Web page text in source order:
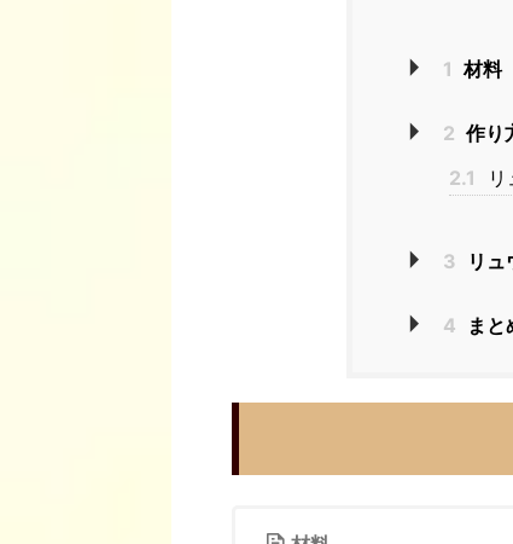
1 材料
2 作り
2.1
3 リ
4 まと